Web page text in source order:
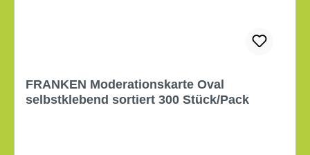
FRANKEN Moderationskarte Oval
selbstklebend sortiert 300 Stück/Pack